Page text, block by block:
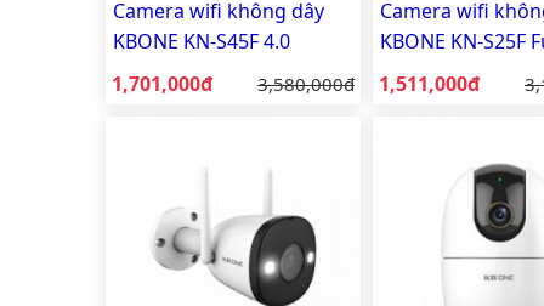
Camera wifi không dây
KBONE KN-S45F 4.0
Megapixel (Mp) Fullcolor
có màu ban đêm
Giá bán:
1,701,000đ Giá gốc:
3,580,000đ
Camera wifi
KBONE KN-S25F
có màu ban đêm
Giá bán:
1,511,000đ